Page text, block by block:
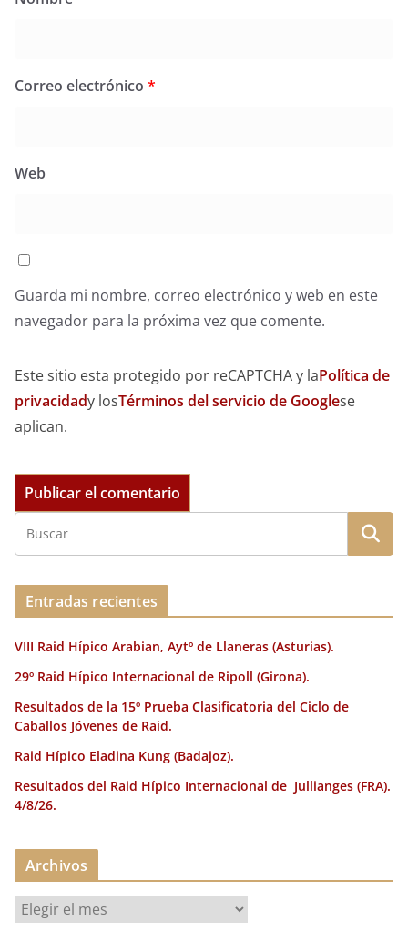
Correo electrónico *
Web
Guarda mi nombre, correo electrónico y web en este
navegador para la próxima vez que comente.
Este sitio esta protegido por reCAPTCHA y laPolítica de
privacidady losTérminos del servicio de Googlese
aplican.
Entradas recientes
VIII Raid Hípico Arabian, Aytº de Llaneras (Asturias).
29º Raid Hípico Internacional de Ripoll (Girona).
Resultados de la 15º Prueba Clasificatoria del Ciclo de
Caballos Jóvenes de Raid.
Raid Hípico Eladina Kung (Badajoz).
Resultados del Raid Hípico Internacional de Jullianges (FRA).
4/8/26.
Archivos